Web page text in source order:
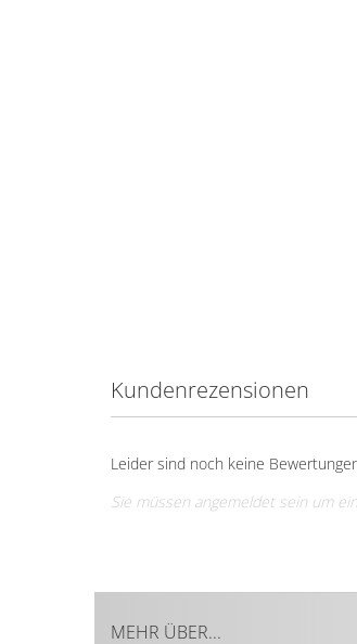
Kundenrezensionen
Leider sind noch keine
Sie müssen angemeldet sein um
MEHR ÜBER...